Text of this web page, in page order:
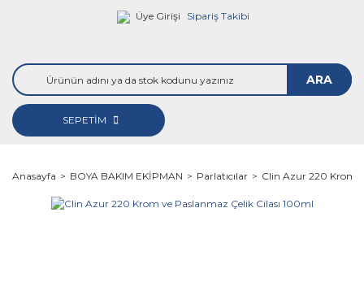
Üye Girişi Sipariş Takibi
ARA
SEPETİM
Anasayfa BOYA BAKIM EKİPMAN Parlatıcılar Clin Azur 220 Krom